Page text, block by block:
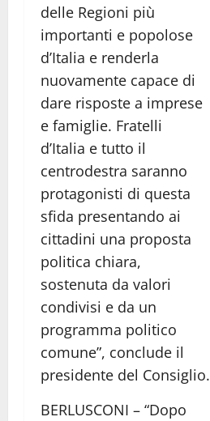
delle Regioni più
importanti e popolose
d’Italia e renderla
nuovamente capace di
dare risposte a imprese
e famiglie. Fratelli
d’Italia e tutto il
centrodestra saranno
protagonisti di questa
sfida presentando ai
cittadini una proposta
politica chiara,
sostenuta da valori
condivisi e da un
programma politico
comune”, conclude il
presidente del Consiglio.
BERLUSCONI – “Dopo